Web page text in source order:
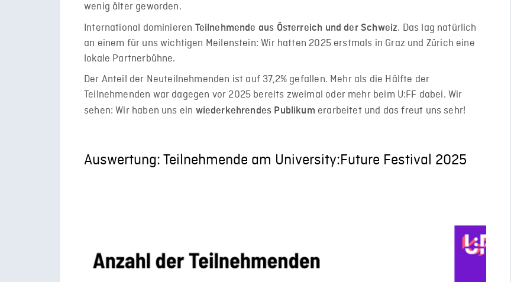
wenig älter geworden.
International dominieren Teilnehmende aus Österreich und der Schweiz. Das lag natürlich
an einem für uns wichtigen Meilenstein: Wir hatten 2025 erstmals in Graz und Zürich eine
lokale Partnerbühne.
Der Anteil der Neuteilnehmenden ist auf 37,2% gefallen. Mehr als die Hälfte der
Teilnehmenden war dagegen vor 2025 bereits zweimal oder mehr beim U:FF dabei. Wir
sehen: Wir haben uns ein wiederkehrendes Publikum erarbeitet und das freut uns sehr!
Auswertung: Teilnehmende am University:Future Festival 2025